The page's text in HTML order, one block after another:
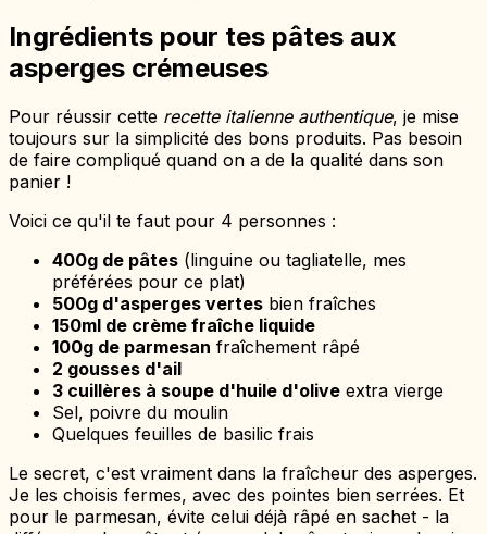
Ingrédients pour tes pâtes aux
asperges crémeuses
Pour réussir cette recette italienne authentique, je mise
toujours sur la simplicité des bons produits. Pas besoin
de faire compliqué quand on a de la qualité dans son
panier !
Voici ce qu'il te faut pour 4 personnes :
400g de pâtes (linguine ou tagliatelle, mes
préférées pour ce plat)
500g d'asperges vertes bien fraîches
150ml de crème fraîche liquide
100g de parmesan fraîchement râpé
2 gousses d'ail
3 cuillères à soupe d'huile d'olive extra vierge
Sel, poivre du moulin
Quelques feuilles de basilic frais
Le secret, c'est vraiment dans la fraîcheur des asperges.
Je les choisis fermes, avec des pointes bien serrées. Et
pour le parmesan, évite celui déjà râpé en sachet - la